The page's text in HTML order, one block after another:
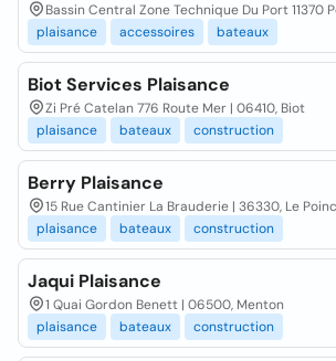
Bassin Central Zone Technique Du Port 11370
plaisance
accessoires bateaux
Biot Services Plaisance
Zi Pré Catelan 776 Route Mer | 06410, Biot
plaisance
bateaux construction
Berry Plaisance
15 Rue Cantinier La Brauderie | 36330, Le
plaisance
bateaux construction
Jaqui Plaisance
1 Quai Gordon Benett | 06500, Menton
plaisance
bateaux construction